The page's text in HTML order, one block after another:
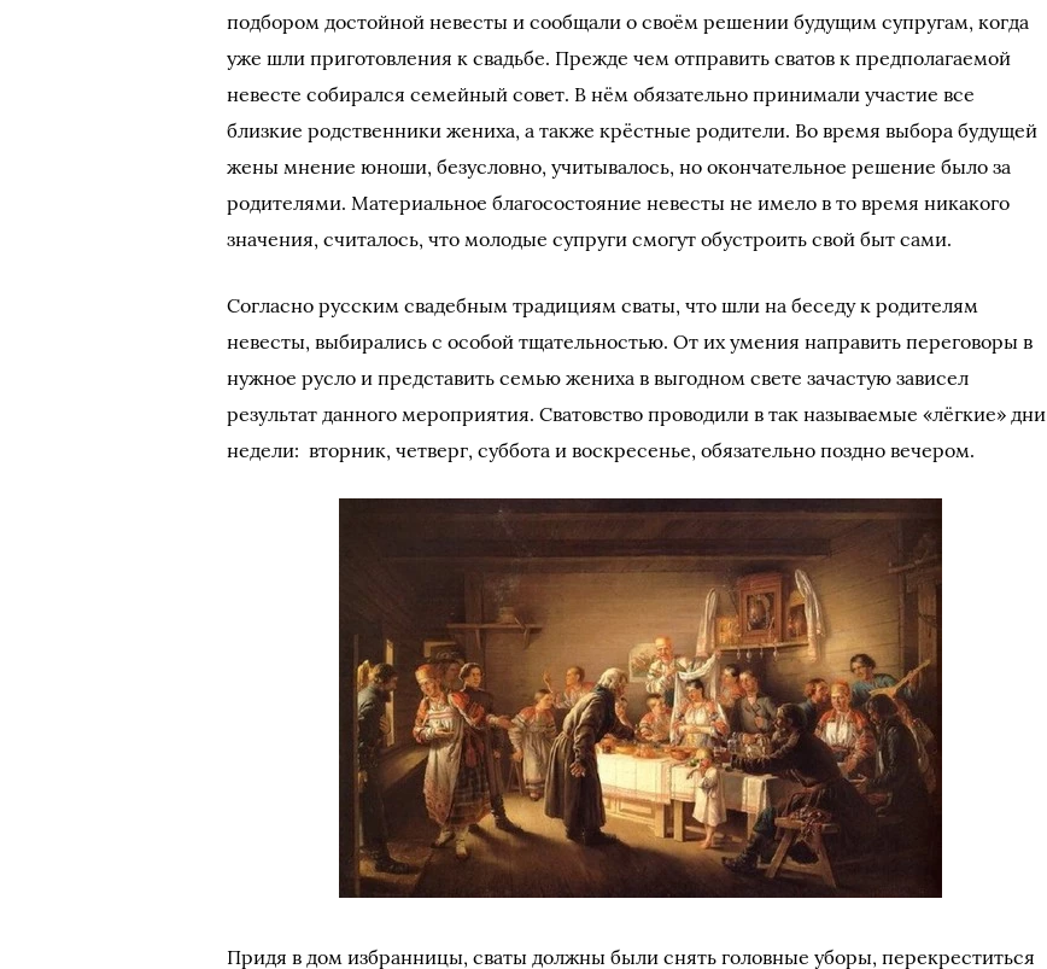
подбором достойной невесты и сообщали о своём решении будущим супругам, когда
уже шли приготовления к свадьбе. Прежде чем отправить сватов к предполагаемой
невесте собирался семейный совет. В нём обязательно принимали участие все
близкие родственники жениха, а также крёстные родители. Во время выбора будущей
жены мнение юноши, безусловно, учитывалось, но окончательное решение было за
родителями. Материальное благосостояние невесты не имело в то время никакого
значения, считалось, что молодые супруги смогут обустроить свой быт сами.
Согласно русским свадебным традициям сваты, что шли на беседу к родителям
невесты, выбирались с особой тщательностью. От их умения направить переговоры в
нужное русло и представить семью жениха в выгодном свете зачастую зависел
результат данного мероприятия. Сватовство проводили в так называемые «лёгкие» дни
недели: вторник, четверг, суббота и воскресенье, обязательно поздно вечером.
Придя в дом избранницы, сваты должны были снять головные уборы, перекреститься